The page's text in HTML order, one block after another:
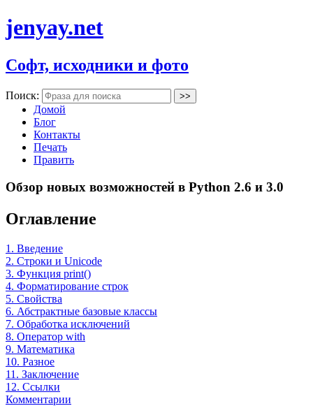
jenyay.net
Софт, исходники и фото
Поиск:
Домой
Блог
Контакты
Печать
Править
Обзор новых возможностей в Python 2.6 и 3.0
Оглавление
1. Введение
2. Строки и Unicode
3. Функция print()
4. Форматирование строк
5. Свойства
6. Абстрактные базовые классы
7. Обработка исключений
8. Оператор with
9. Математика
10. Разное
11. Заключение
12. Ссылки
Комментарии